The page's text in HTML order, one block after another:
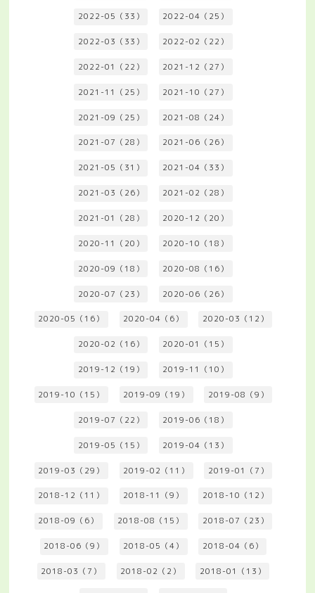
2022-05（33） 2022-04（25）
2022-03（33） 2022-02（22）
2022-01（22） 2021-12（27）
2021-11（25） 2021-10（27）
2021-09（25） 2021-08（24）
2021-07（28） 2021-06（26）
2021-05（31） 2021-04（33）
2021-03（26） 2021-02（28）
2021-01（28） 2020-12（20）
2020-11（20） 2020-10（18）
2020-09（18） 2020-08（16）
2020-07（23） 2020-06（26）
2020-05（16） 2020-04（6） 2020-03（12）
2020-02（16） 2020-01（15）
2019-12（19） 2019-11（10）
2019-10（15） 2019-09（19） 2019-08（9）
2019-07（22） 2019-06（18）
2019-05（15） 2019-04（13）
2019-03（29） 2019-02（11） 2019-01（7）
2018-12（11） 2018-11（9） 2018-10（12）
2018-09（6） 2018-08（15） 2018-07（23）
2018-06（9） 2018-05（4） 2018-04（6）
2018-03（7） 2018-02（2） 2018-01（13）